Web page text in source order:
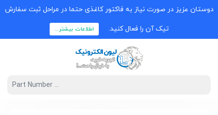
دوستان عزیز در صورت نیاز به فاکتور کاغذی حتما در مراحل ثبت سفارش
تیک آن را فعال کنید. اطلاعات بیشتر...